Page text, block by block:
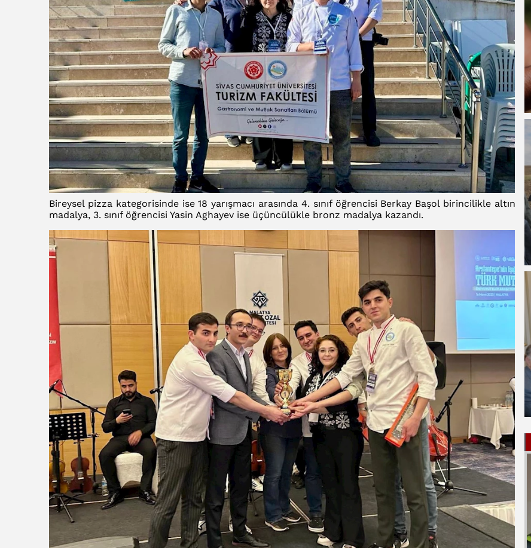
Bireysel pizza kategorisinde ise 18 yarışmacı arasında 4. sınıf öğrencisi Berkay Başol birincilikle altın
madalya, 3. sınıf öğrencisi Yasin Aghayev ise üçüncülükle bronz madalya kazandı.